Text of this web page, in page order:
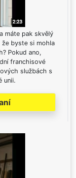
máte pak skvělý
byste si mohla
Pokud ano,
franchisové
službách s
unii.